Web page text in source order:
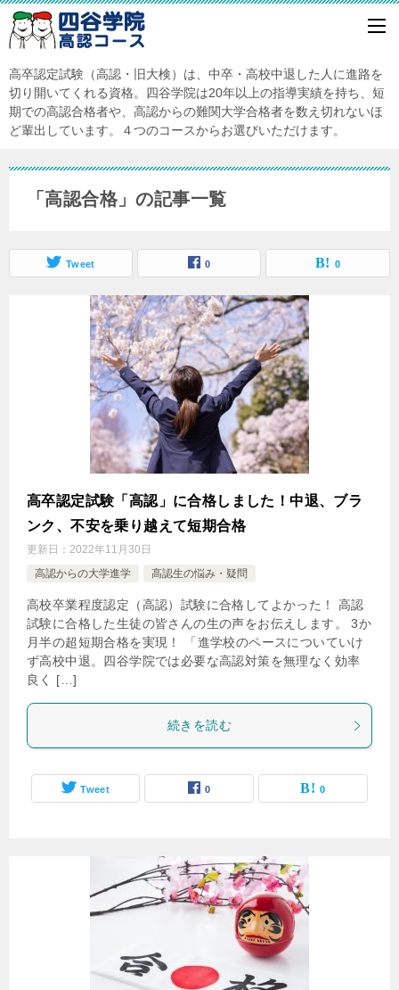
高卒認定試験（高認・旧大検）は、中卒・高校中退した人に進路を
切り開いてくれる資格。四谷学院は20年以上の指導実績を持ち、短
期での高認合格者や、高認からの難関大学合格者を数え切れないほ
ど輩出しています。４つのコースからお選びいただけます。
「高認合格」の記事一覧
Tweet 0 0
高卒認定試験「高認」に合格しました！中退、ブラ
ンク、不安を乗り越えて短期合格
更新日： 2022年11月30日
高認からの大学進学
高認生の悩み・疑問
高校卒業程度認定（高認）試験に合格してよかった！ 高認
試験に合格した生徒の皆さんの生の声をお伝えします。 3か
月半の超短期合格を実現！ 「進学校のペースについていけ
ず高校中退。四谷学院では必要な高認対策を無理なく効率
良く […]
続きを読む
Tweet 0 0